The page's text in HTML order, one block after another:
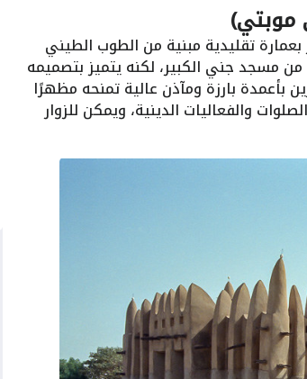
موبتي)
تقليدية مبنية من الطوب الطيني
في عام 1933 وهو مستوحى من مسجد جني الكبير، لكنه يتميز بتصميمه
بأعمدة بارزة ومآذن عالية تمنحه مظهرًا
والفعاليات الدينية، ويمكن للزوار